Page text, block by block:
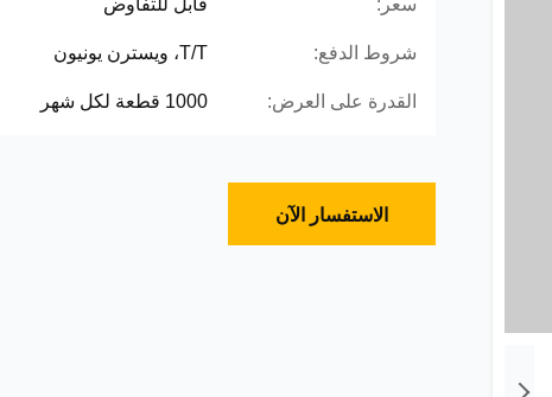
سعر: قابل للتفاوض
شروط الدفع: T/T، ويسترن يونيون
القدرة على العرض: 1000 قطعة لكل شهر
الاستفسار الآن